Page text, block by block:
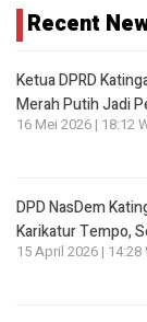
Recent
Ketua DPRD
Merah Putih Jadi
16 Mei 2026 | 18:12
DPD NasDem
Karikatur Tempo,
15 April 2026 | 14:28